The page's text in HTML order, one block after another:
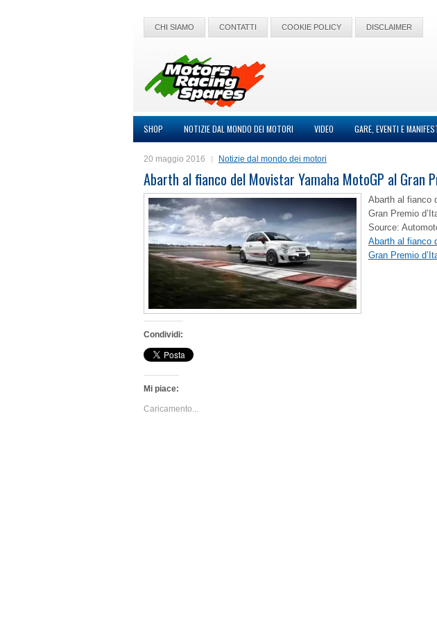
CHI SIAMO CONTATTI COOKIE POLICY DISCLAIMER
SHOP NOTIZIE DAL MONDO DEI MOTORI VIDEO GARE, EVENTI E
20 maggio 2016 Notizie dal mondo dei motori
Abarth al fianco del Movistar Yamaha MotoGP al Gran
Abarth al fianco
Gran Premio
Source:
Abarth al fianco
Gran Premio
Condividi:
Mi piace:
Caricamento...